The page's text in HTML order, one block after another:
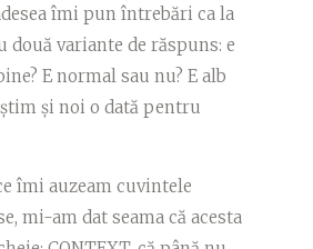
îmi pun întrebări ca la
două variante de răspuns: e
E normal sau nu? E alb
și noi o dată pentru
îmi auzeam cuvintele
mi-am dat seama că acesta